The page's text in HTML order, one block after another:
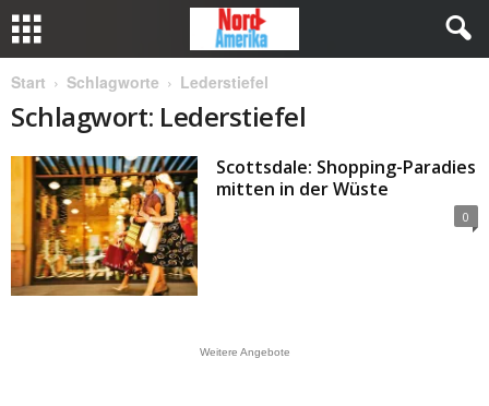
Start Schlagworte Lederstiefel
Schlagwort: Lederstiefel
Scottsdale: Shopping-Paradies
mitten in der Wüste
0
Weitere Angebote